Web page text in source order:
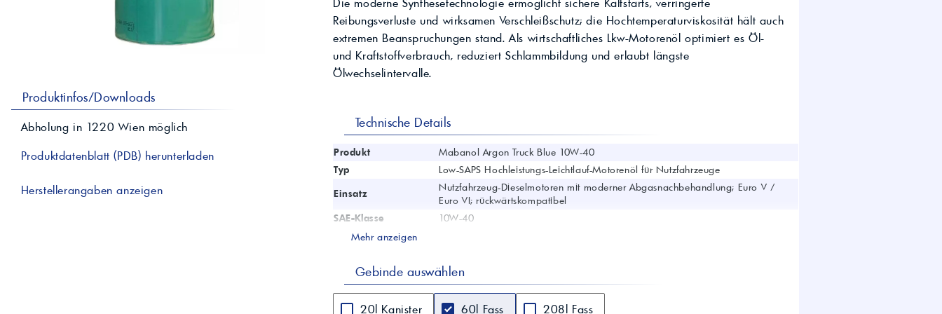
Lebensmittelverträgliche
Prozessöle
professionelle Anwendungen.
Industriepigmente für
Farben & Beschichtungen
Farbmittel für Wasch- &
Reinigungsmittelindustrie
Pigmentlösungen für Bauchemie &
Landwirtschaft.
UTTO Öle – Universal
Tractor Transmission Oil
Kostenloser Maschinen-
Ölcheck
Produkt anfragen
Produkt anfragen Kontaktieren Sie uns!
Produktinfos/Downloads
Abholung in 1220 Wien möglich
Produktdatenblatt (PDB) herunterladen
Herstellerangaben anzeigen
Die moderne Synthesetechnologie ermöglicht sichere Kaltstarts, verringerte
Reibungsverluste und wirksamen Verschleißschutz; die Hochtemperaturviskosität hält auch
extremen Beanspruchungen stand. Als wirtschaftliches Lkw-Motorenöl optimiert es Öl-
und Kraftstoffverbrauch, reduziert Schlammbildung und erlaubt längste
Ölwechselintervalle.
Technische Details
Produkt
Mabanol Argon Truck Blue 10W-40
Typ
Low-SAPS Hochleistungs-Leichtlauf-Motorenöl für Nutzfahrzeuge
Einsatz
Nutzfahrzeug-Dieselmotoren mit moderner Abgasnachbehandlung; Euro V /
Euro VI; rückwärtskompatibel
SAE-Klasse
10W-40
ACEA
JASO
DH-2
Freigaben
DTFR 15C120; Volvo VDS 4.5; Renault VI RLD-3; Mack EOS-4.5; Deutz DQC IV-18
LA
Mehr anzeigen
Gebinde auswählen
20l Kanister 60l Fass 208l Fass